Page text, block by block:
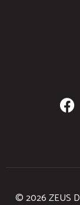
© 2026 ZEUS